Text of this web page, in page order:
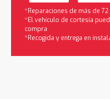
*Reparaciones de más de
*El vehículo de cortesía
compra
*Recogida y entrega en